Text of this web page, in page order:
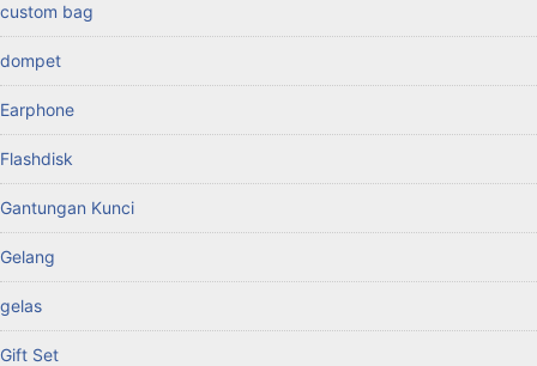
custom bag
dompet
Earphone
Flashdisk
Gantungan Kunci
Gelang
gelas
Gift Set